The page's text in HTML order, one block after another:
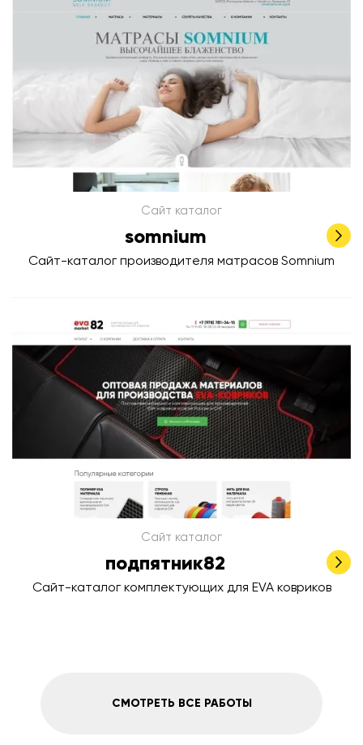
Сайт каталог
somnium
Сайт-каталог производителя матрасов Somnium
Сайт каталог
подпятник82
Сайт-каталог комплектующих для EVA ковриков
СМОТРЕТЬ ВСЕ РАБОТЫ